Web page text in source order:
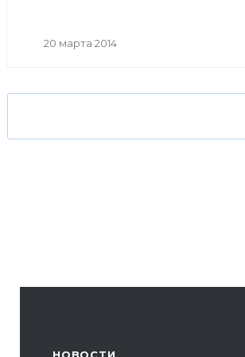
20 марта 2014